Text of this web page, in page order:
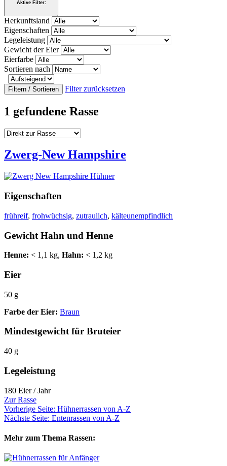
Aktive Filter:
Herkunftsland
Eigenschaften
Legeleistung
Gewicht der Eier
Eierfarbe
Sortieren nach
Filtern / Sortieren Filter zurücksetzen
1 gefundene Rasse
Zwerg-New Hampshire
Eigenschaften
frühreif, frohwüchsig, zutraulich, kälteunempfindlich
Gewicht Hahn und Henne
Henne: < 1,1 kg, Hahn: < 1,2 kg
Eier
50 g
Farbe der Eier: Braun
Mindestgewicht für Bruteier
40 g
Legeleistung
180 Eier / Jahr
Zur Rasse
Vorherige Seite: Hühnerrassen von A-Z
Nächste Seite: Entenrassen von A-Z
Mehr zum Thema Rassen: